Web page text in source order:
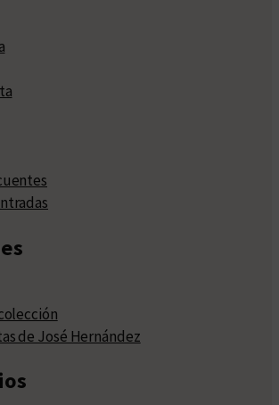
de José Hernández